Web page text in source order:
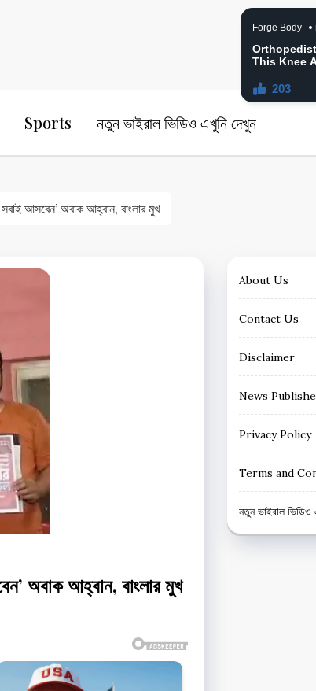
24 Ghanta Bangla
Sports নতুন ভাইরাল ভিডিও এখুনি দেখুন
আসবেন’ অবাক আহ্বান, বাংলার মুখ
অবাক আহ্বান, বাংলার মুখ
About Us
Contact Us
Disclaimer
News
Privacy Policy
Terms and
নতুন ভাইরাল ভিডিও